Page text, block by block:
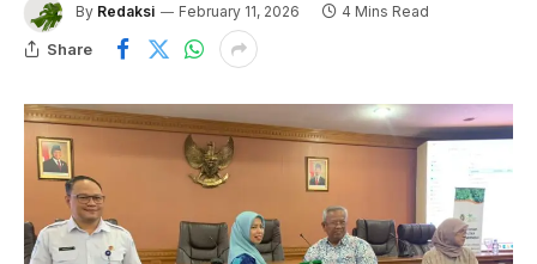
By Redaksi February 11, 2026 4 Mins Read
Share